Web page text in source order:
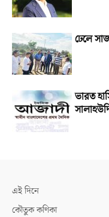
ঢেলে
ভারত
এই দিনে
কৌতুক কণিকা